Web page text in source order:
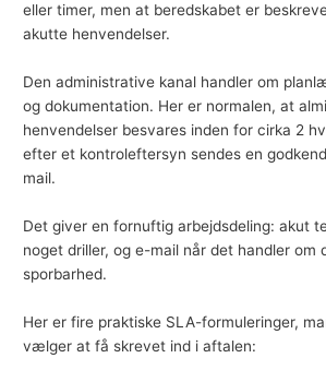
eller timer, men at beredskabet er
akutte henvendelser.
Den administrative kanal handler om
og dokumentation. Her er normalen, at
henvendelser besvares inden for cirka 2
efter et kontroleftersyn sendes en
mail.
Det giver en fornuftig arbejdsdeling: akut
noget driller, og e-mail når det handler om
sporbarhed.
Her er fire praktiske SLA-formuleringer,
vælger at få skrevet ind i aftalen: